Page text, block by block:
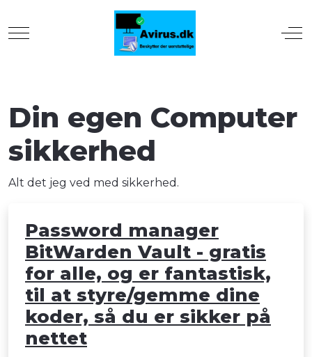
Mobile Menu Toggle
Din egen Computer
sikkerhed
Alt det jeg ved med sikkerhed.
Password manager
BitWarden Vault - gratis
for alle, og er fantastisk,
til at styre/gemme dine
koder, så du er sikker på
nettet